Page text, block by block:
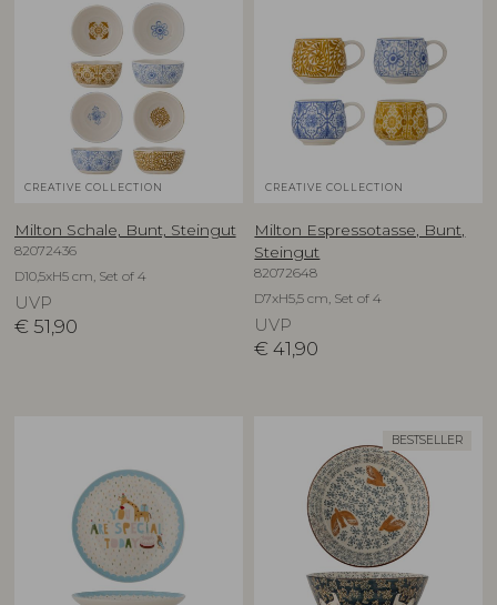
CREATIVE COLLECTION
Milton Schale, Bunt, Steingut
82072436
D10,5xH5 cm, Set of 4
UVP
€ 51,90
CREATIVE COLLECTION
Milton Espressotasse, Bunt,
Steingut
82072648
D7xH5,5 cm, Set of 4
UVP
€ 41,90
BESTSELLER